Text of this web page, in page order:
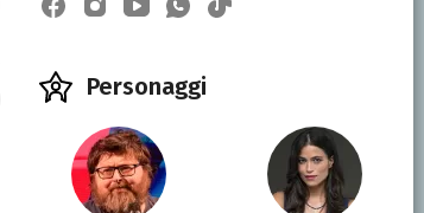
Personaggi